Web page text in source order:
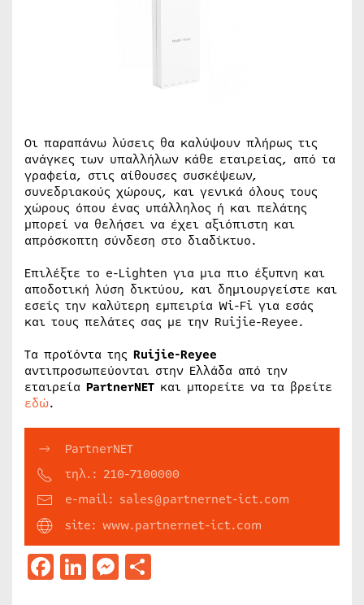
Οι παραπάνω λύσεις θα καλύψουν πλήρως τις
ανάγκες των υπαλλήλων κάθε εταιρείας, από τα
γραφεία, στις αίθουσες συσκέψεων,
συνεδριακούς χώρους, και γενικά όλους τους
χώρους όπου ένας υπάλληλος ή και πελάτης
μπορεί να θελήσει να έχει αξιόπιστη και
απρόσκοπτη σύνδεση στο διαδίκτυο.
Επιλέξτε το e-Lighten για μια πιο έξυπνη και
αποδοτική λύση δικτύου, και δημιουργείστε και
εσείς την καλύτερη εμπειρία Wi-Fi για εσάς
και τους πελάτες σας με την Ruijie-Reyee.
Τα προϊόντα της Ruijie-Reyee
αντιπροσωπεύονται στην Ελλάδα από την
εταιρεία PartnerΝΕΤ και μπορείτε να τα βρείτε
εδώ.
PartnerNET
τηλ.: 210-7100000
e-mail: sales@partnernet-ict.com
site: www.partnernet-ict.com
Facebook
LinkedIn
Messenger